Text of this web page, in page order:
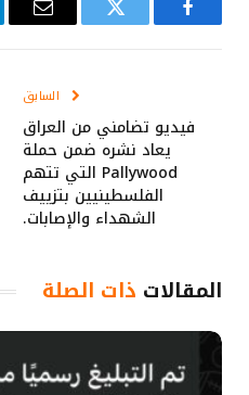
فيسبوك تويتر
البريد
السابق
فيديو تضامني من العراق
يعاد نشره ضمن حملة
Pallywood التي تتهم
الفلسطينيين بتزييف
الشهداء والإصابات.
المقالات ذات الصلة